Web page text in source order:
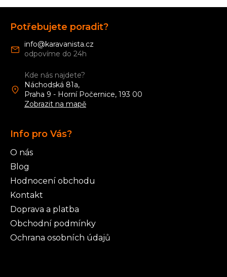
Potřebujete poradit?
info@karavanista.cz
Kde nás najdete?
Náchodská 81a,
Praha 9 - Horní Počernice, 193 00
Zobrazit na mapě
Info pro Vás?
O nás
Blog
Hodnocení obchodu
Kontakt
Doprava a platba
Obchodní podmínky
Ochrana osobních údajů